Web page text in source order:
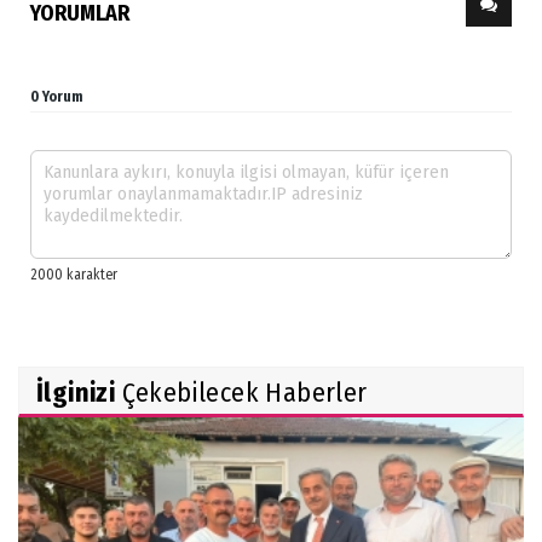
YORUMLAR
0 Yorum
İlginizi Çekebilecek Haberler